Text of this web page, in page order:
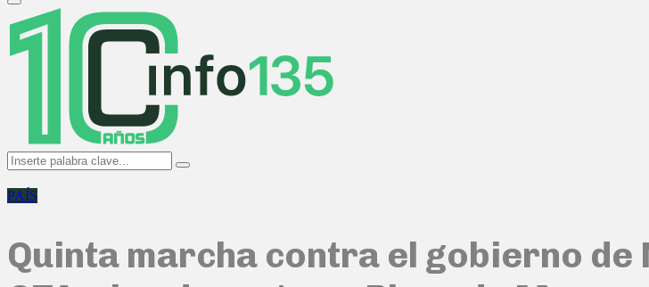
Primary
Menu
Search
for:
Search
PAÍS
Quinta marcha contra el gobierno